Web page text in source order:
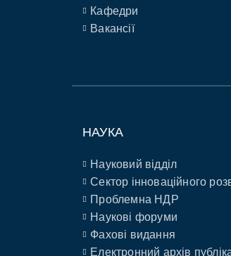
Кафедри
Вакансії
НАУКА
Науковий відділ
Сектор інноваційного
Проблемна НДР
Наукові форуми
Фахові видання
Електронний архів